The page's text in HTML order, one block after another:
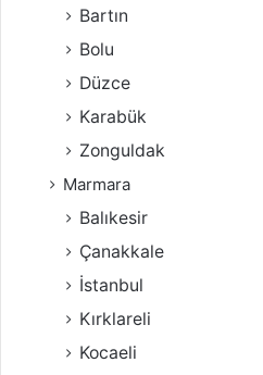
Bartın
Bolu
Düzce
Karabük
Zonguldak
Marmara
Balıkesir
Çanakkale
İstanbul
Kırklareli
Kocaeli